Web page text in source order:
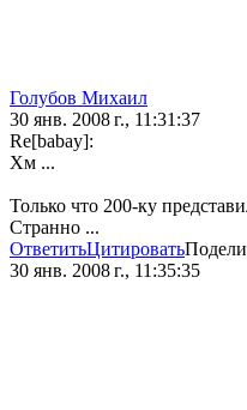
Голубов Михаил
30 янв. 2008 г., 11:31:37
Re[babay]:
Хм ...
Только что 200-ку
Странно ...
ОтветитьЦитировать
30 янв. 2008 г., 11:35:35